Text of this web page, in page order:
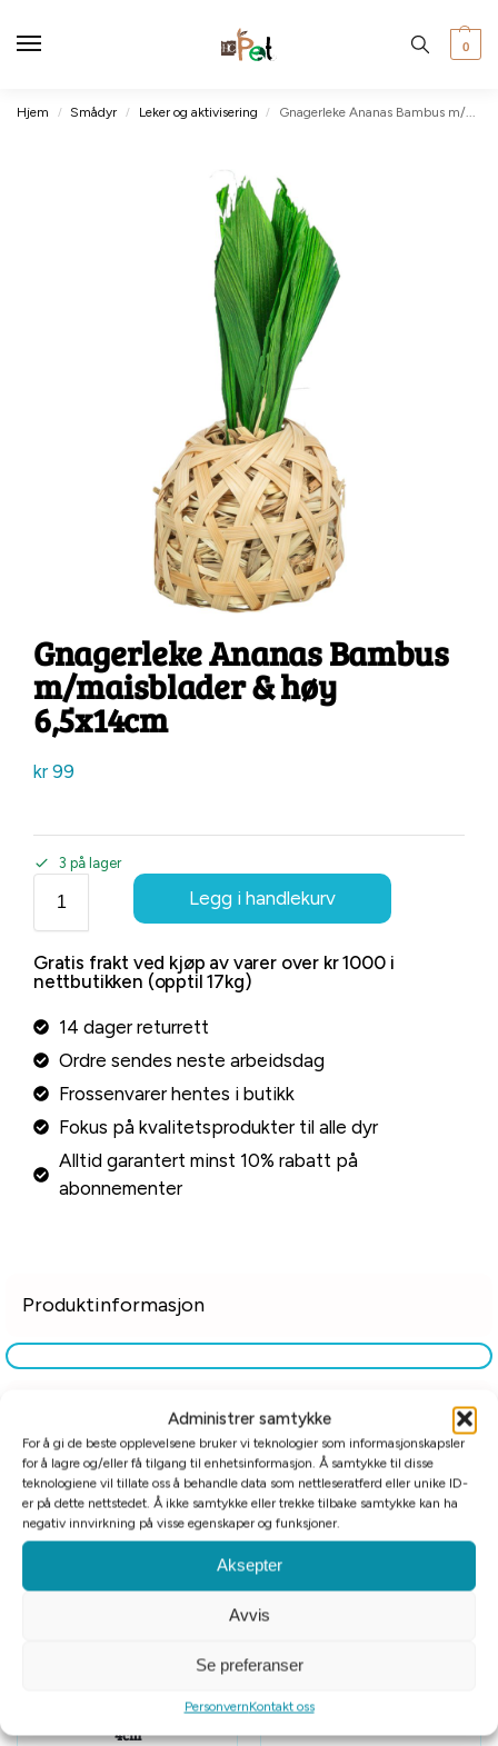
Administrer samtykke
For å gi de beste opplevelsene bruker vi teknologier som informasjonskapsler
for å lagre og/eller få tilgang til enhetsinformasjon. Å samtykke til disse
teknologiene vil tillate oss å behandle data som nettleseratferd eller unike ID-
er på dette nettstedet. Å ikke samtykke eller trekke tilbake samtykke kan ha
negativ innvirkning på visse egenskaper og funksjoner.
Aksepter
Avvis
Se preferanser
PersonvernKontakt oss
0
Hjem / Smådyr / Leker og aktivisering / Gnagerleke Ananas Bambus m/maisblader & høy 6,5x14cm
Gnagerleke Ananas Bambus
m/maisblader & høy
6,5x14cm
kr99
3 på lager
Legg i handlekurv
Gratis frakt ved kjøp av varer over kr 1000 i
nettbutikken (opptil 17kg)
14 dager returrett
Ordre sendes neste arbeidsdag
Frossenvarer hentes i butikk
Fokus på kvalitetsprodukter til alle dyr
Alltid garantert minst 10% rabatt på
abonnementer
Produktinformasjon
Tilleggsinformasjon
Relaterte produkter
Hamsterleke treball m/bjelle
4cm
Bro Fleksibel 51x30cm